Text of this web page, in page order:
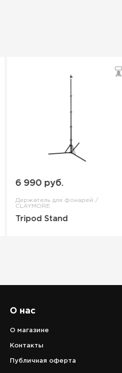
6 990 руб.
Держатель для фонарей /
CLAYMORE
Tripod Stand
О нас
О магазине
Контакты
Публичная оферта